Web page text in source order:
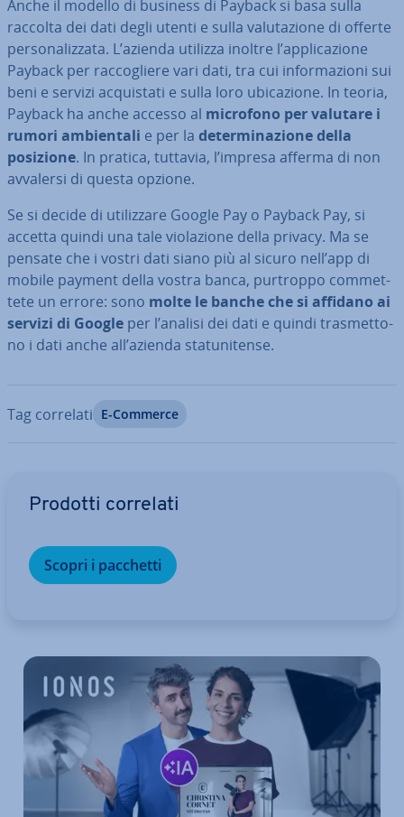
Anche il modello di business di Payback si basa sulla
raccolta dei dati degli utenti e sulla va­lu­ta­zio­ne di offerte
per­so­na­liz­za­ta. L’azienda utilizza inoltre l’ap­pli­ca­zio­ne
Payback per rac­co­glie­re vari dati, tra cui in­for­ma­zio­ni sui
beni e servizi ac­qui­sta­ti e sulla loro ubi­ca­zio­ne. In teoria,
Payback ha anche accesso al microfono per valutare i
rumori am­bien­ta­li e per la de­ter­mi­na­zio­ne della
posizione. In pratica, tuttavia, l’impresa afferma di non
avvalersi di questa opzione.
Se si decide di uti­liz­za­re Google Pay o Payback Pay, si
accetta quindi una tale vio­la­zio­ne della privacy. Ma se
pensate che i vostri dati siano più al sicuro nell’app di
mobile payment della vostra banca, purtroppo com­met­
te­te un errore: sono molte le banche che si affidano ai
servizi di Google per l’analisi dei dati e quindi tra­smet­to­
no i dati anche all’azienda sta­tu­ni­ten­se.
Tag correlati E-Commerce
Prodotti correlati
Scopri i pacchetti